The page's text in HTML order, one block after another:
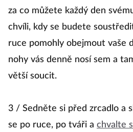
za co můžete každý den
chvíli, kdy se budete
ruce pomohly obejmout vaše
nohy vás denně nosí sem a
větší soucit.
3 / Sedněte si před zrcadlo a
se po ruce, po tváři a chvalte